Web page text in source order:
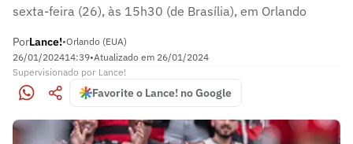
sexta-feira (26), às 15h30 (de Brasília), em Orlando
PorLance!•Orlando (EUA)
26/01/202414:39•Atualizado em 26/01/2024
Supervisionado por Lance!
Favorite o Lance! no Google